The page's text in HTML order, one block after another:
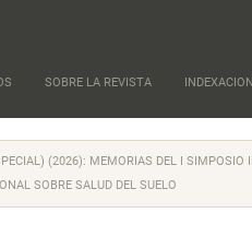
SOBRE LA REVISTA
(2026): MEMORIAS DEL I SIMPOSIO
SOBRE SALUD DEL SUELO